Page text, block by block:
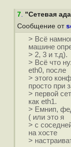
7. "Сетевая
Сообщение от
> Всё
машине
> 2, 3 и т.д).
> Всё что
eth0, после
> этого
просто при
> первой
как eth1.
> Емнип,
( или это я
> с
на хосте
>